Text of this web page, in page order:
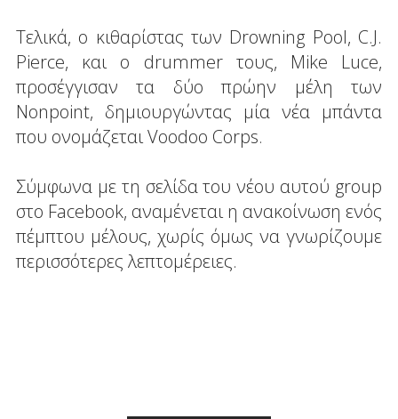
Τελικά, ο κιθαρίστας των Drowning Pool, C.J.
Pierce, και ο drummer τους, Mike Luce,
προσέγγισαν τα δύο πρώην μέλη των
Nonpoint, δημιουργώντας μία νέα μπάντα
που ονομάζεται Voodoo Corps.
Σύμφωνα με τη σελίδα του νέου αυτού group
στο Facebook, αναμένεται η ανακοίνωση ενός
πέμπτου μέλους, χωρίς όμως να γνωρίζουμε
περισσότερες λεπτομέρειες.